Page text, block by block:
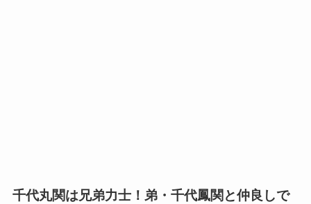
千代丸関は兄弟力士！弟・千代鳳関と仲良しで